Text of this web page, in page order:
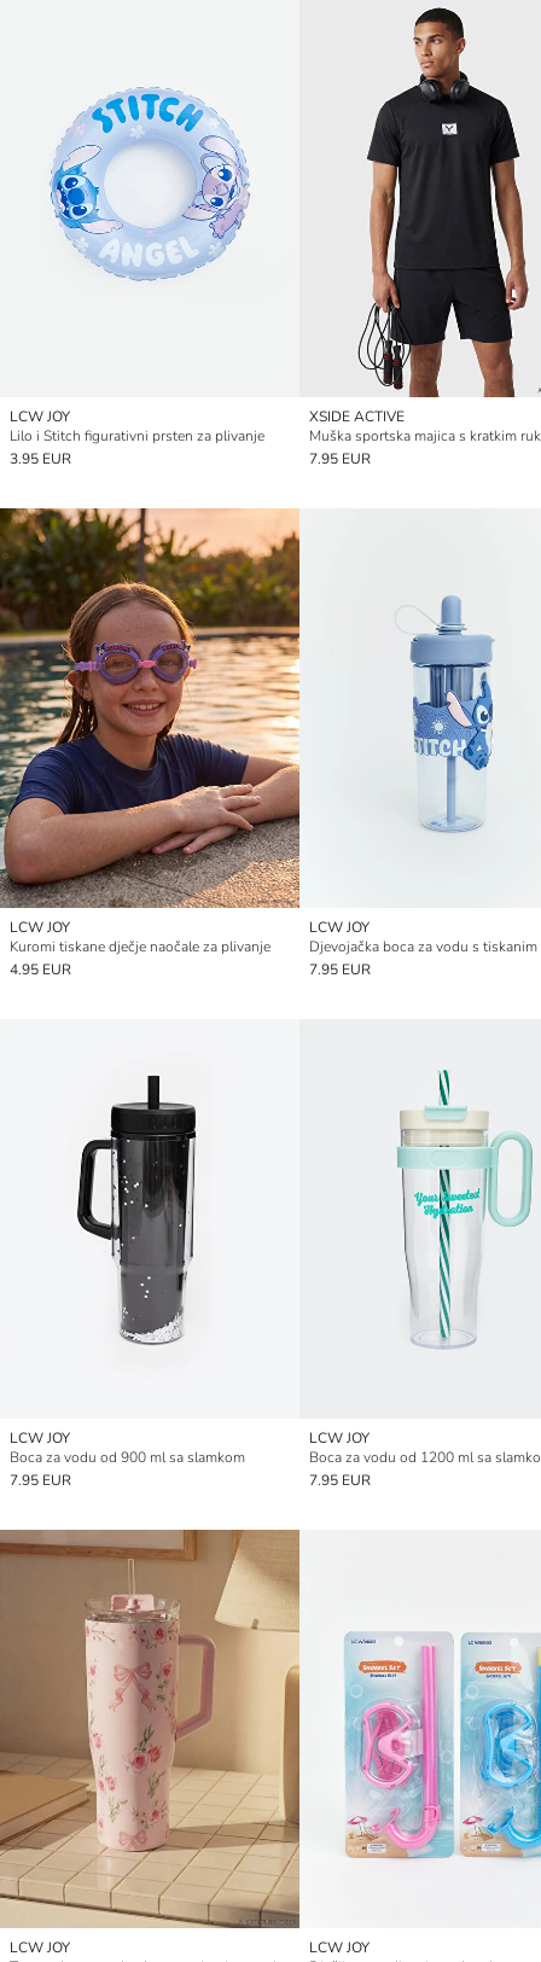
LCW JOY
Lilo i Stitch figurativni prsten za plivanje
3.95 EUR
XSIDE ACTIVE
7.95 EUR
LCW JOY
Kuromi tiskane dječje naočale za plivanje
4.95 EUR
LCW JOY
7.95 EUR
LCW JOY
Boca za vodu od 900 ml sa slamkom
7.95 EUR
LCW JOY
Boca za vodu od 1200 ml sa
7.95 EUR
LCW JOY
LCW JOY